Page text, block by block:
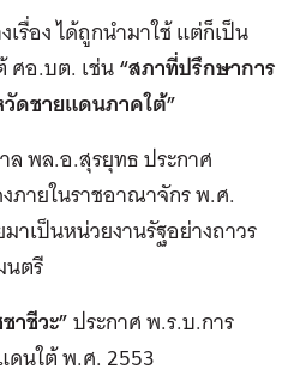
รื่อง ได้ถูกนำมาใช้ แต่ก็เป็น
ศอ.บต. เช่น“สภาที่ปรึกษาการ
ดชายแดนภาคใต้”
ล พล.อ.สุรยุทธ ประกาศ
ภายในราชอาณาจักร พ.ศ.
าเป็นหน่วยงานรัฐอย่างถาวร
นตรี
าชีวะ”ประกาศ พ.ร.บ.การ
ดนใต้ พ.ศ. 2553